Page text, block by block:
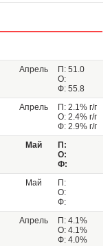
Апрель
П: 51.0
О:
Ф: 55.8
Апрель
П: 2.1% г/г
О: 2.4% г/г
Ф: 2.9% г/г
Май
П:
О:
Ф:
Май
П:
О:
Ф:
Апрель
П: 4.1%
О: 4.1%
Ф: 4.0%